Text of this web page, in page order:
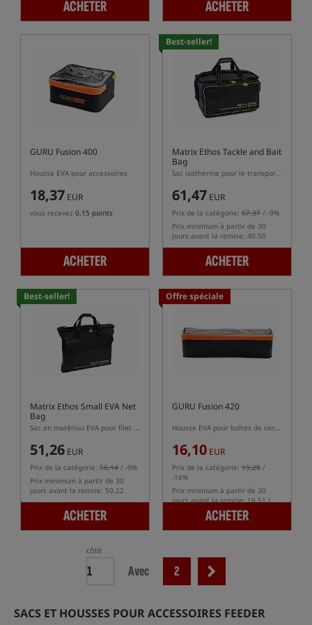
ACHETER ACHETER
GURU Fusion 400
Housse EVA pour accessoires
18,37 EUR
vous recevez 0,15 points
ACHETER
Best-seller!
Matrix Ethos Tackle and Bait
Bag
Sac isotherme pour le transport des appâts et amorces
61,47 EUR
Prix de la catégorie: 67,37 / -9%
Prix minimum à partir de 30
jours avant la remise: 40.50
ACHETER
Best-seller!
Matrix Ethos Small EVA Net
Bag
Sac en matériau EVA pour filet de conservation des poissons
51,26 EUR
Prix de la catégorie: 56,14 / -9%
Prix minimum à partir de 30
jours avant la remise: 50.22
ACHETER
Offre spéciale
GURU Fusion 420
Housse EVA pour boîtes de rangement de bas de ligne
16,10 EUR
Prix de la catégorie: 19,28 /
-16%
Prix minimum à partir de 30
jours avant la remise: 16.51 /
ACHETER
côté
Avec 2
SACS ET HOUSSES POUR ACCESSOIRES FEEDER